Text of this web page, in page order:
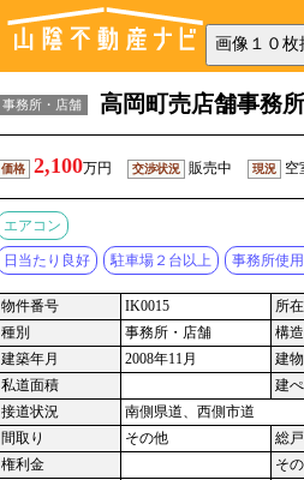
事務所・店舗 高岡町売店舗事務所
価格 2,100万円 交渉状況 販売中 現況 空
エアコン
日当たり良好 駐車場２台以上 事務所使
物件番号 IK0015
所
種別
事務所・店舗
構造
建築年月
2008年11月
建
私道面積
建
接道状況
南側県道、西側市道
間取り
その他
総
権利金
そ